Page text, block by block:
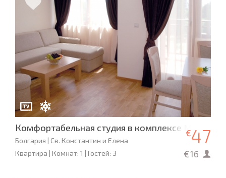
Комфортабельная студия в комплексе Maxi
Болгария | Св. Константин и Елена
Квартира | Комнат: 1 | Гостей: 3
€47
€16